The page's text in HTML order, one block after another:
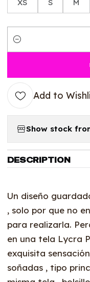
XS S M
Quantity
Add to
Show stock
DESCRIPTION
Un diseño
, solo por que no
para realizarla.
en una tela Lycra
exquisita
soñadas , tipo